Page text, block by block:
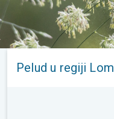
Pelud u regiji Lom